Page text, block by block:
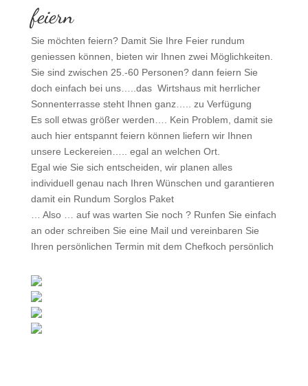
feiern
Sie möchten feiern? Damit Sie Ihre Feier rundum
geniessen können, bieten wir Ihnen zwei Möglichkeiten.
Sie sind zwischen 25.-60 Personen? dann feiern Sie
doch einfach bei uns…..das Wirtshaus mit herrlicher
Sonnenterrasse steht Ihnen ganz….. zu Verfügung
Es soll etwas größer werden…. Kein Problem, damit sie
auch hier entspannt feiern können liefern wir Ihnen
unsere Leckereien….. egal an welchen Ort.
Egal wie Sie sich entscheiden, wir planen alles
individuell genau nach Ihren Wünschen und garantieren
damit ein Rundum Sorglos Paket
… Also … auf was warten Sie noch ? Runfen Sie einfach
an oder schreiben Sie eine Mail und vereinbaren Sie
Ihren persönlichen Termin mit dem Chefkoch persönlich